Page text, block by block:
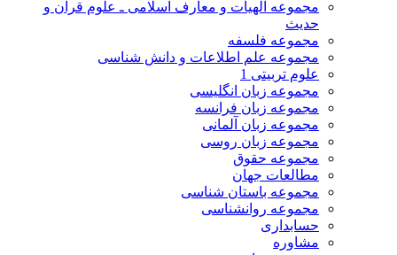
مجموعه الهیات و معارف اسلامی ـ علوم قرآن و
حدیث
مجموعه فلسفه
مجموعه علم اطلاعات و دانش شناسی
علوم تربیتی 1
مجموعه زبان انگلیسی
مجموعه زبان فرانسه
مجموعه زبان آلمانی
مجموعه زبان روسی
مجموعه حقوق
مطالعات جهان
مجموعه باستان شناسی
مجموعه روانشناسی
حسابداری
مشاوره